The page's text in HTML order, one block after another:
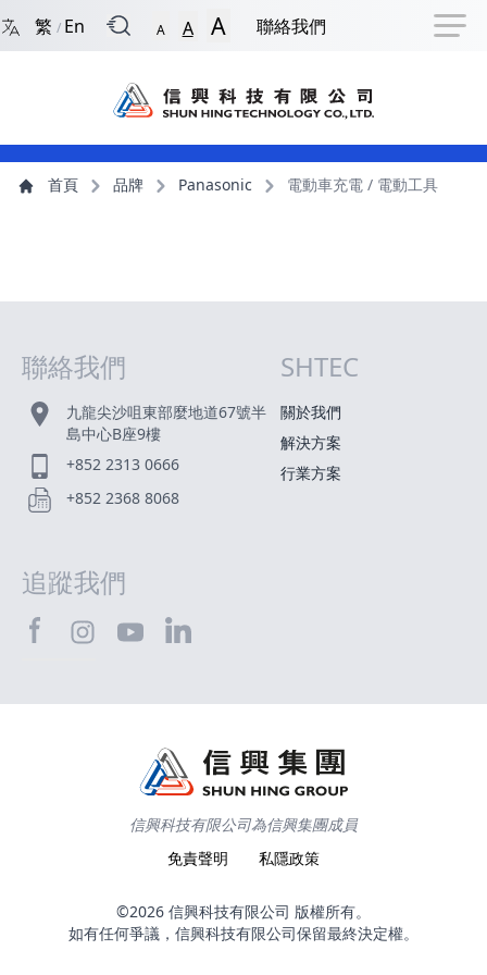
跳到捷徑選項 跳到主導航選單 跳到頁尾
繁 / En A A A 聯絡我們
主導航選單
主內容 首頁 品牌 Panasonic 電動車充電 / 電動工具
聯絡我們
九龍尖沙咀東部麼地道67號半
島中心B座9樓
+852 2313 0666
+852 2368 8068
網站指南
SHTEC
關於我們
解決方案
行業方案
追蹤我們
信興科技有限公司為信興集團成員
免責聲明
私隱政策
©2026 信興科技有限公司 版權所有。
如有任何爭議，信興科技有限公司保留最終決定權。